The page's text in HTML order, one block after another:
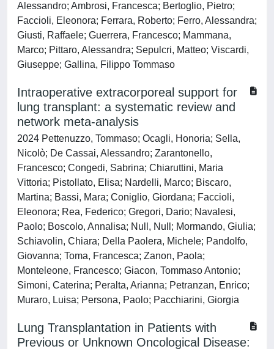
Alessandro; Ambrosi, Francesca; Bertoglio, Pietro;
Faccioli, Eleonora; Ferrara, Roberto; Ferro, Alessandra;
Giusti, Raffaele; Guerrera, Francesco; Mammana,
Marco; Pittaro, Alessandra; Sepulcri, Matteo; Viscardi,
Giuseppe; Gallina, Filippo Tommaso
Intraoperative extracorporeal support for
lung transplant: a systematic review and
network meta-analysis
2024 Pettenuzzo, Tommaso; Ocagli, Honoria; Sella,
Nicolò; De Cassai, Alessandro; Zarantonello,
Francesco; Congedi, Sabrina; Chiaruttini, Maria
Vittoria; Pistollato, Elisa; Nardelli, Marco; Biscaro,
Martina; Bassi, Mara; Coniglio, Giordana; Faccioli,
Eleonora; Rea, Federico; Gregori, Dario; Navalesi,
Paolo; Boscolo, Annalisa; Null, Null; Mormando, Giulia;
Schiavolin, Chiara; Della Paolera, Michele; Pandolfo,
Giovanna; Toma, Francesca; Zanon, Paola;
Monteleone, Francesco; Giacon, Tommaso Antonio;
Simoni, Caterina; Peralta, Arianna; Petranzan, Enrico;
Muraro, Luisa; Persona, Paolo; Pacchiarini, Giorgia
Lung Transplantation in Patients with
Previous or Unknown Oncological Disease: